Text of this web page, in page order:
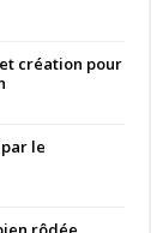
création pour
le